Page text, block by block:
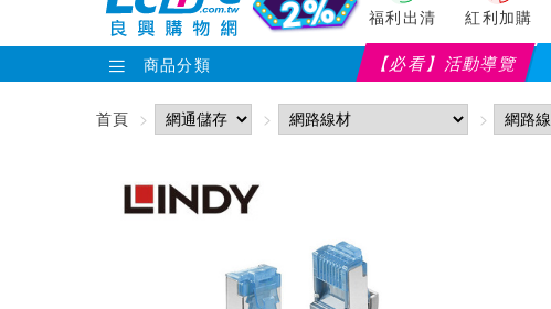
福利出清 紅利加購
商品分類 【必看】活動導覽
首頁